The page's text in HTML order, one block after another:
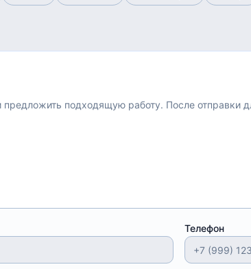
предложить подходящую работу. После отправки
Телефон